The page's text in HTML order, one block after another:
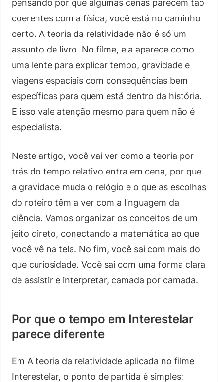
pensando por que algumas cenas parecem tão
coerentes com a física, você está no caminho
certo. A teoria da relatividade não é só um
assunto de livro. No filme, ela aparece como
uma lente para explicar tempo, gravidade e
viagens espaciais com consequências bem
específicas para quem está dentro da história.
E isso vale atenção mesmo para quem não é
especialista.
Neste artigo, você vai ver como a teoria por
trás do tempo relativo entra em cena, por que
a gravidade muda o relógio e o que as escolhas
do roteiro têm a ver com a linguagem da
ciência. Vamos organizar os conceitos de um
jeito direto, conectando a matemática ao que
você vê na tela. No fim, você sai com mais do
que curiosidade. Você sai com uma forma clara
de assistir e interpretar, camada por camada.
Por que o tempo em Interestelar
parece diferente
Em A teoria da relatividade aplicada no filme
Interestelar, o ponto de partida é simples: